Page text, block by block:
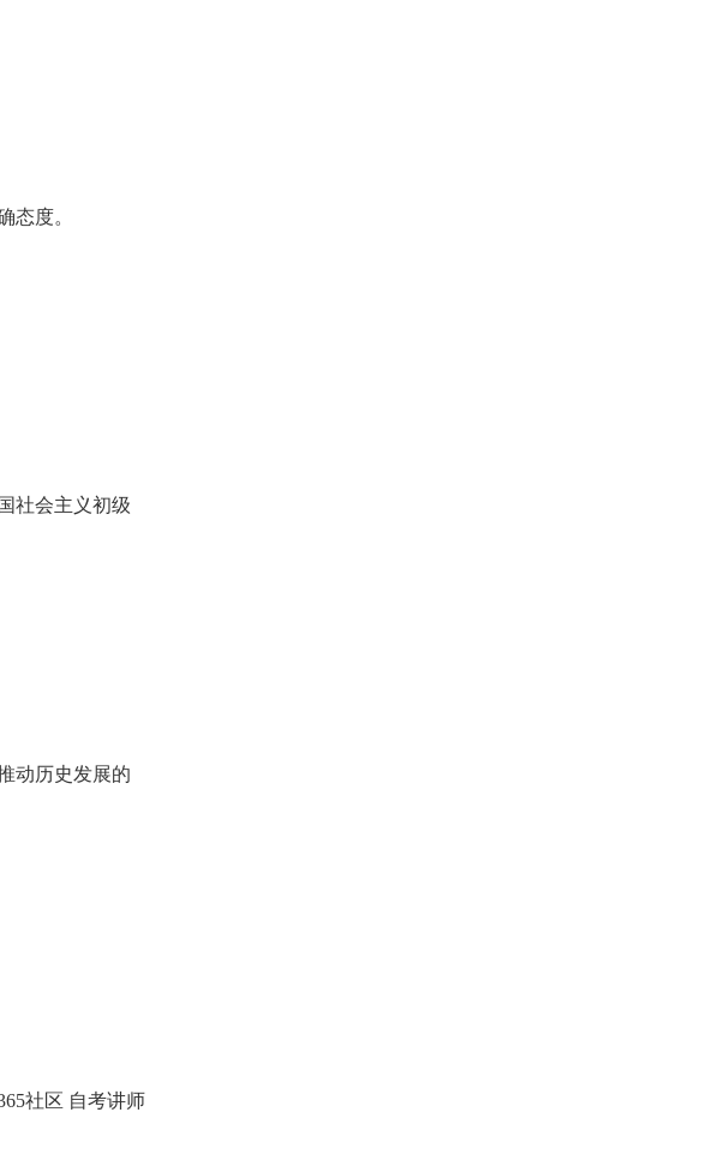
态度。
社会主义初级
动历史发展的
社区 自考讲师